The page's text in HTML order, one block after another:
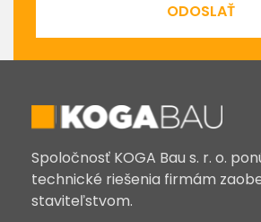
ODOSLAŤ
Spoločnosť KOGA Bau s. r. o.
technické riešenia firmám
staviteľstvom.